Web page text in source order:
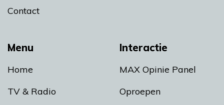
Menu
Home
TV & Radio
Interactie
MAX Opinie Panel
Oproepen
Contact